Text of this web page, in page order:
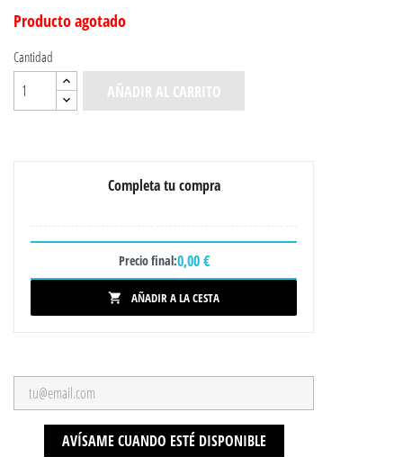
Producto agotado
Cantidad
AÑADIR AL CARRITO
Completa tu compra
Precio final:0,00 €
 AÑADIR A LA CESTA
AVÍSAME CUANDO ESTÉ DISPONIBLE